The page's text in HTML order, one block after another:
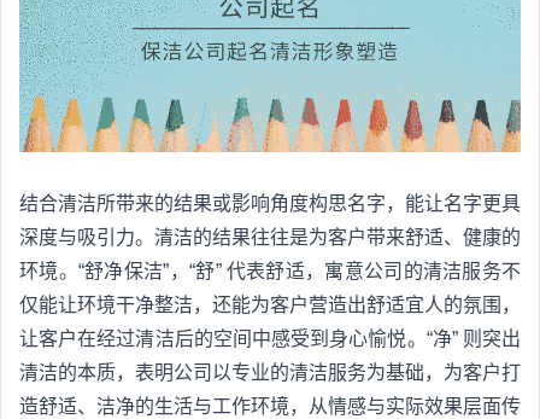
结合清洁所带来的结果或影响角度构思名字，能让名字更具
深度与吸引力。清洁的结果往往是为客户带来舒适、健康的
环境。“舒净保洁”，“舒” 代表舒适，寓意公司的清洁服务不
仅能让环境干净整洁，还能为客户营造出舒适宜人的氛围，
让客户在经过清洁后的空间中感受到身心愉悦。“净” 则突出
清洁的本质，表明公司以专业的清洁服务为基础，为客户打
造舒适、洁净的生活与工作环境，从情感与实际效果层面传